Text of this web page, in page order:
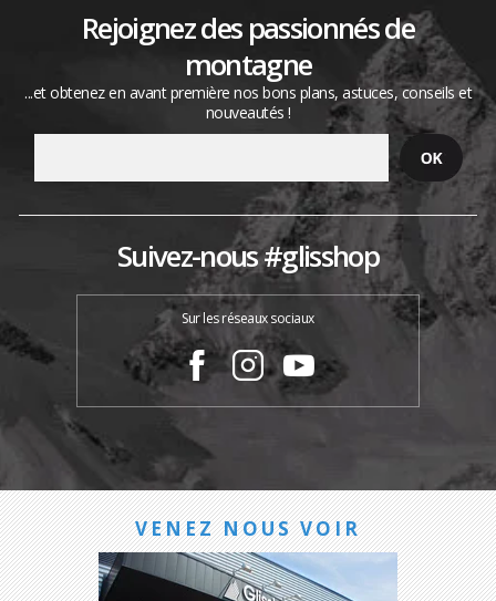
Rejoignez des passionnés de
montagne
...et obtenez en avant première nos bons plans, astuces, conseils et
nouveautés !
Suivez-nous #glisshop
Sur les réseaux sociaux
VENEZ NOUS VOIR